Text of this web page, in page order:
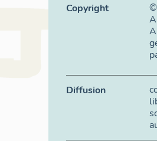
Copyright
Diffusion